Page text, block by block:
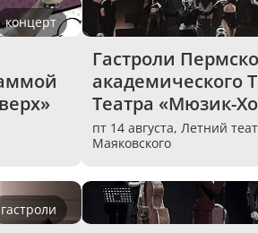
концерт
Гастроли
академического
Театра «Мюзик-
пт 14 августа,Летний
Маяковского
гастроли